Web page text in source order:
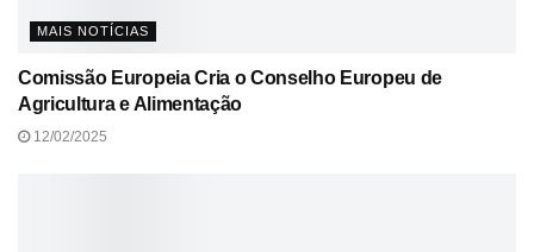
MAIS NOTÍCIAS
Comissão Europeia Cria o Conselho Europeu de
Agricultura e Alimentação
12/02/2025